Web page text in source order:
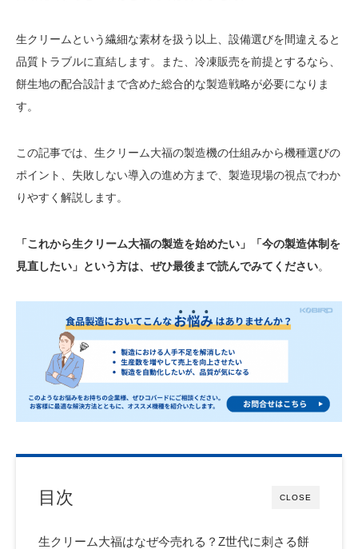
生クリームという繊細な素材を扱う以上、設備選びを間違えると
品質トラブルに直結します。また、冷凍販売を前提とするなら、
餅生地の配合設計まで含めた総合的な製造戦略が必要になりま
す。
この記事では、生クリーム大福の製造機の仕組みから機種選びの
ポイント、失敗しない導入の進め方まで、製造現場の視点でわか
りやすく解説します。
「これから生クリーム大福の製造を始めたい」「今の製造体制を
見直したい」という方は、ぜひ最後まで読んでみてください。
CLOSE
目次
生クリーム大福はなぜ今売れる？Z世代に刺さる餅